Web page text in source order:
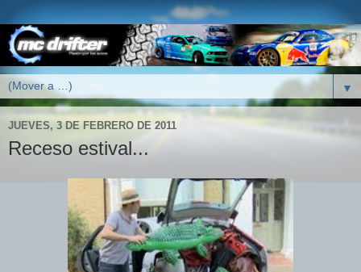
▼
JUEVES, 3 DE FEBRERO DE 2011
Receso estival...